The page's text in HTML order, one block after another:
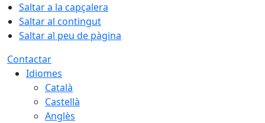
Saltar a la capçalera
Saltar al contingut
Saltar al peu de pàgina
Contactar
Idiomes
Català
Castellà
Anglès